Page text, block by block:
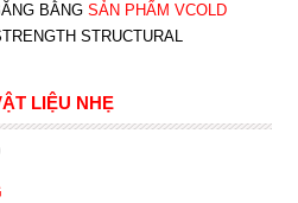
BẰNG SẢN PHẨM VCOLD
STRUCTURAL
LIỆU NHẸ